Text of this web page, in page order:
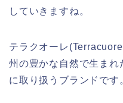
していきますね。
テラクオーレ
州の豊かな自然で生ま
に取り扱うブランドです